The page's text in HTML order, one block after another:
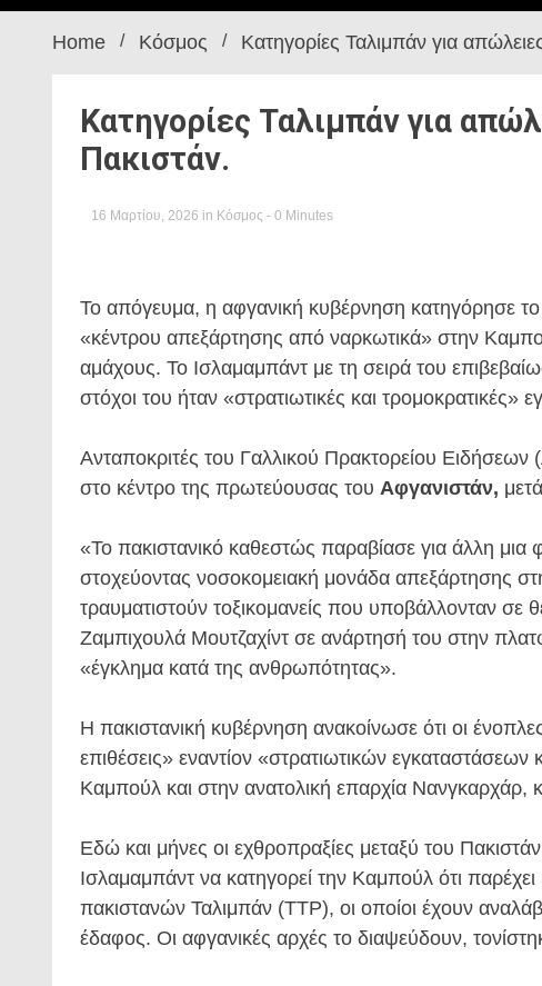
Home Κόσμος Κατηγορίες Ταλιμπάν για
Κατηγορίες Ταλιμπάν για
Πακιστάν.
16 Μαρτίου, 2026 in Κόσμος - 0 Minutes
Το απόγευμα, η αφγανική κυβέρνηση κατηγόρησε το
«κέντρου απεξάρτησης από ναρκωτικά» στην
αμάχους. Το Ισλαμαμπάντ με τη σειρά του
στόχοι του ήταν «στρατιωτικές και τρομοκρατικές»
Ανταποκριτές του Γαλλικού Πρακτορείου Ειδήσεων
στο κέντρο της πρωτεύουσας του Αφγανιστάν,
«Το πακιστανικό καθεστώς παραβίασε για άλλη
στοχεύοντας νοσοκομειακή μονάδα απεξάρτησης
τραυματιστούν τοξικομανείς που υποβάλλονταν
Ζαμπιχουλά Μουτζαχίντ σε ανάρτησή του στην
«έγκλημα κατά της ανθρωπότητας».
Η πακιστανική κυβέρνηση ανακοίνωσε ότι οι
επιθέσεις» εναντίον «στρατιωτικών
Καμπούλ και στην ανατολική επαρχία
Εδώ και μήνες οι εχθροπραξίες μεταξύ του
Ισλαμαμπάντ να κατηγορεί την Καμπούλ ότι
πακιστανών Ταλιμπάν (TTP), οι οποίοι έχουν
έδαφος. Οι αφγανικές αρχές το διαψεύδουν,